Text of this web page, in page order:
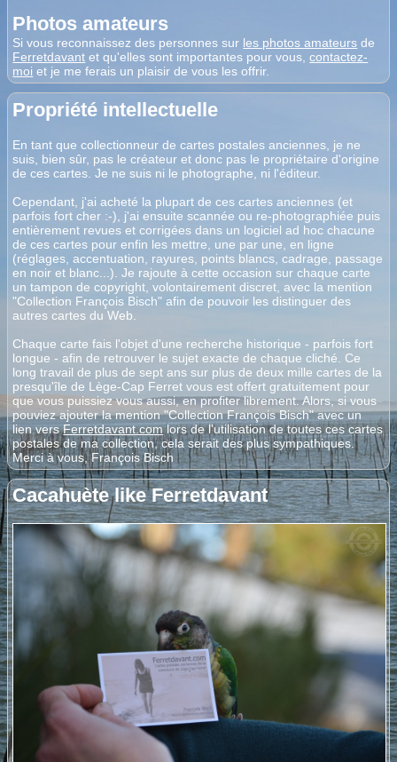
Photos amateurs
Si vous reconnaissez des personnes sur les photos amateurs de
Ferretdavant et qu'elles sont importantes pour vous,contactez-
moi et je me ferais un plaisir de vous les offrir.
Propriété intellectuelle
En tant que collectionneur de cartes postales anciennes, je ne
suis, bien sûr, pas le créateur et donc pas le propriétaire d'origine
de ces cartes. Je ne suis ni le photographe, ni l'éditeur.
Cependant, j'ai acheté la plupart de ces cartes anciennes (et
parfois fort cher :-), j'ai ensuite scannée ou re-photographiée puis
entièrement revues et corrigées dans un logiciel ad hoc chacune
de ces cartes pour enfin les mettre, une par une, en ligne
(réglages, accentuation, rayures, points blancs, cadrage, passage
en noir et blanc...). Je rajoute à cette occasion sur chaque carte
un tampon de copyright, volontairement discret, avec la mention
"Collection François Bisch" afin de pouvoir les distinguer des
autres cartes du Web.
Chaque carte fais l'objet d'une recherche historique - parfois fort
longue - afin de retrouver le sujet exacte de chaque cliché. Ce
long travail de plus de sept ans sur plus de deux mille cartes de la
presqu'île de Lège-Cap Ferret vous est offert gratuitement pour
que vous puissiez vous aussi, en profiter librement. Alors, si vous
pouviez ajouter la mention "Collection François Bisch" avec un
lien versFerretdavant.comlors de l'utilisation de toutes ces cartes
postales de ma collection, cela serait des plus sympathiques.
Merci à vous, François Bisch
Cacahuète like Ferretdavant